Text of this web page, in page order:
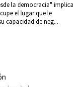
la democracia" implica
el lugar que le
capacidad de neg...